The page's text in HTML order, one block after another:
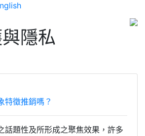
隱私
特徵推銷嗎？
話題性及所形成之聚焦效果，許多